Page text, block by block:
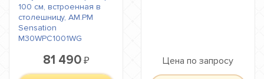
100 см, встроенная в
столешницу, AM.PM
Sensation
M30WPC1001WG
81 490₽ Цена по запросу